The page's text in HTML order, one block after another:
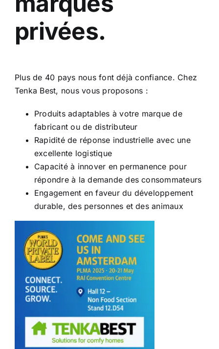
privées.
Plus de 40 pays nous font déjà confiance. Chez
Tenka Best, nous vous proposons :
Produits adaptables à votre marque de
fabricant ou de distributeur
Rapidité de réponse industrielle avec une
excellente logistique
Capacité à innover en permanence pour
répondre à la demande des consommateurs
Engagement en faveur du développement
durable, des personnes et des animaux